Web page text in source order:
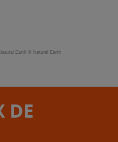
Earth © Natural Earth
DE